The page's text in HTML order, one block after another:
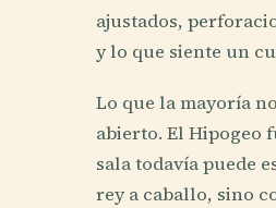
ajustados,
y lo que siente un
Lo que la mayoría
abierto. El Hipogeo
sala todavía puede
rey a caballo, sino